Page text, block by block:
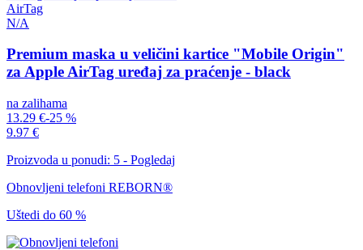
AirTag
N/A
Premium maska u veličini kartice "Mobile Origin"
za Apple AirTag uređaj za praćenje - black
na zalihama
13.29 €-25 %
9.97 €
Proizvoda u ponudi: 5 - Pogledaj
Obnovljeni telefoni REBORN®
Uštedi do 60 %